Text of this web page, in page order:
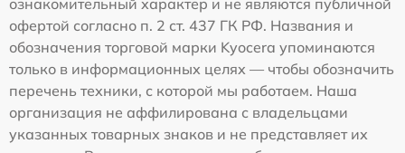
ознакомительный характер и не являются публичной
офертой согласно п. 2 ст. 437 ГК РФ. Названия и
обозначения торговой марки Kyocera упоминаются
только в информационных целях — чтобы обозначить
перечень техники, с которой мы работаем. Наша
организация не аффилирована с владельцами
указанных товарных знаков и не представляет их